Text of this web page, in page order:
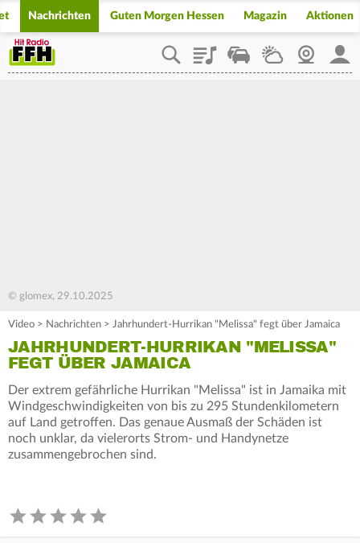
Nachrichten Guten Morgen Hessen Magazin Aktionen
PlaylistStaupilotWetterWebcam
© glomex, 29.10.2025
Video > Nachrichten > Jahrhundert-Hurrikan "Melissa" fegt über Jamaica
JAHRHUNDERT-HURRIKAN "MELISSA"
FEGT ÜBER JAMAICA
Der extrem gefährliche Hurrikan "Melissa" ist in Jamaika mit
Windgeschwindigkeiten von bis zu 295 Stundenkilometern
auf Land getroffen. Das genaue Ausmaß der Schäden ist
noch unklar, da vielerorts Strom- und Handynetze
zusammengebrochen sind.